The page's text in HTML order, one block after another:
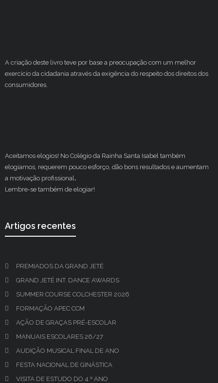
A criação deste livro teve por base a preocupação com um melhor
exercício da cidadania através da exigência do respeito dos direitos dos
consumidores.
Aceitamos elogios! No Colégio da Rainha Santa Isabel também
elogiamos, requerem pouco esforço, dão bons resultados e aumentam
a motivação profissional.
Lembre-se também de elogiar!
Artigos recentes
PREMIADOS DA GRAND JETÉ
GRAND JETÉ INT. DANCE AWARDS
SUMMER COURSE COLCHESTER 2026
FORMAÇÃO APEC CCM
AÇÃO DE GRAÇAS PRÉ-ESCOLAR
MANUAIS ESCOLARES 26/27
AUDIÇÃO MUSICAL FINAL DE ANO
FESTA NACIONAL DE GINÁSTICA
VISITA DE ESTUDO DO 4.º ANO